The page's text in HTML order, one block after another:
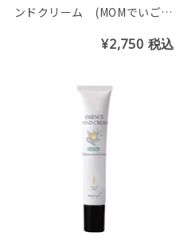
ンドクリーム (MOMでいごの
¥2,750 税込